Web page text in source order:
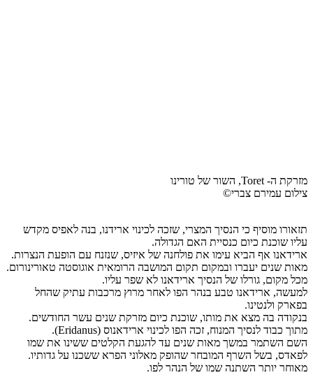
מזרקת ה- Toret, השור של טורינו
צילום עמירם צברי©
תזאורו מוסיף כי הנסיך המצרי, שזכה לכינוי ארידנו, בנה לאפיס מקדש
עליו שוכנת כיום כנסיית האם הגדולה.
ארידאנו אף הביא עימו את פולחנה של איזיס, שנזנח עם הופעת הנצרות.
מאות שנים יעברו ובמקום תקום המושבה הרומאית אוגוסטה טאורינורום.
מכל מקום, גורלו של הנסיך ארידאנו לא שפר עליו.
למעשה, ארידאנו טבע בנהר הפו לאחר מרוץ מרכבות עתיק שהחל
בפארק ולנטינו.
בנקודה בה מצא את מותו, שוכנת כיום מזרקת שנים עשר החודשים.
מתוך כבוד לנסיך המנוח, זכה הפו לכינוי ארידאנוס (Eridanus).
השם השתמר במשך מאות שנים עד להגעת הקלטים ששינו את שמו
לפאדס, בשל השרף המובחר שהופק מאלוני הפרא ששכנו על גדותיו.
מאוחר יותר השתנה שמו של הנהר לפו.